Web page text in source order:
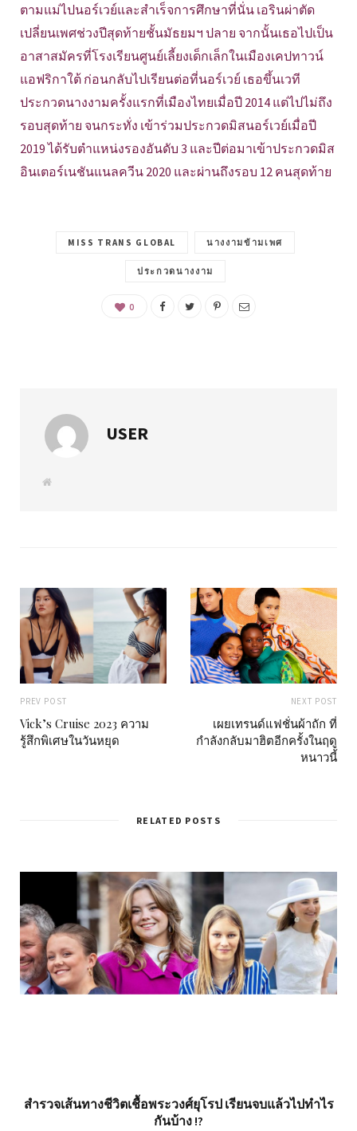
ตามแม่ไปนอร์เวย์และสำเร็จการศึกษาที่นั่น เอรินผ่าตัด
เปลี่ยนเพศช่วงปีสุดท้ายชั้นมัธยมฯ ปลาย จากนั้นเธอไปเป็น
อาสาสมัครที่โรงเรียนศูนย์เลี้ยงเด็กเล็กในเมืองเคปทาวน์
แอฟริกาใต้ ก่อนกลับไปเรียนต่อที่นอร์เวย์ เธอขึ้นเวที
ประกวดนางงามครั้งแรกที่เมืองไทยเมื่อปี 2014 แต่ไปไม่ถึง
รอบสุดท้าย จนกระทั่ง เข้าร่วมประกวดมิสนอร์เวย์เมื่อปี
2019 ได้รับตำแหน่งรองอันดับ 3 และปีต่อมาเข้าประกวดมิส
อินเตอร์เนชันแนลควีน 2020 และผ่านถึงรอบ 12 คนสุดท้าย
MISS TRANS GLOBAL นางงามข้ามเพศ
ประกวดนางงาม
0
USER
W
PREV POST
Vick’s Cruise 2023 ความ
รู้สึกพิเศษในวันหยุด
NEXT POST
เผยเทรนด์แฟชั่นผ้าถัก ที่
กำลังกลับมาฮิตอีกครั้งในฤดู
หนาวนี้
RELATED POSTS
สำรวจเส้นทางชีวิตเชื้อพระวงศ์ยุโรป เรียนจบแล้วไปทำไร
กันบ้าง !?